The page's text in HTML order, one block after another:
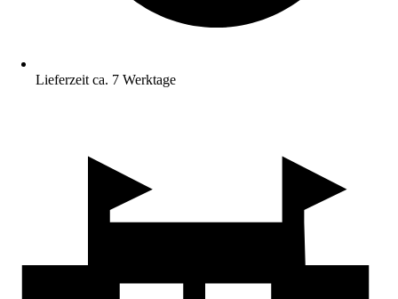
Lieferzeit ca. 7 Werktage